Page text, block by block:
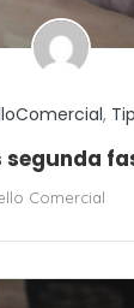
,
segunda
Comercial